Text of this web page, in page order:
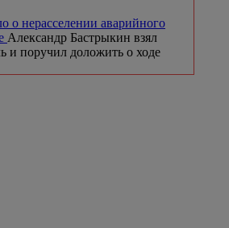
о нерасселении аварийного
Александр Бастрыкин взял
и поручил доложить о ходе